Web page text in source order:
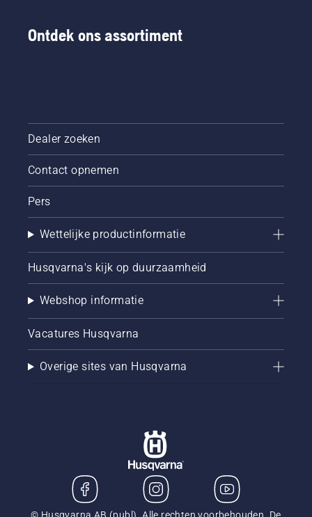
Ontdek ons assortiment
Dealer zoeken
Contact opnemen
Pers
Wettelijke productinformatie
Husqvarna's kijk op duurzaamheid
Webshop informatie
Vacatures Husqvarna
Overige sites van Husqvarna